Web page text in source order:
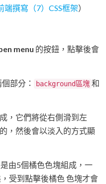
端撰寫（7）CSS框架）
menu 的按鈕，點擊後會
部分： background區塊 和
，它們將從右側滑到左
，然後會以淡入的方式顯
由5個橘色色塊組成，一
受到點擊後橘色 色塊才會